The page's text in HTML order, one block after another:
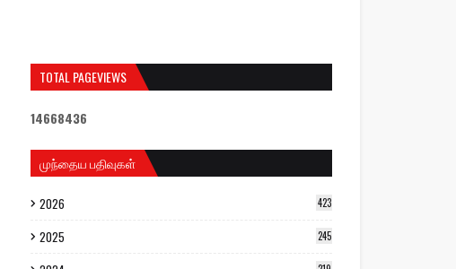
TOTAL PAGEVIEWS
14668436
முந்தைய பதிவுகள்
2026 423
2025 245